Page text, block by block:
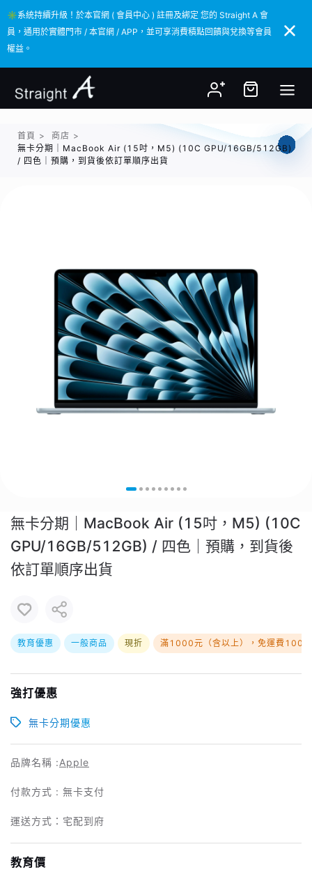
✳️系統持續升級！於本官網 ( 會員中心 ) 註冊及綁定 您的 Straight A 會
員，通用於實體門市 / 本官網 / APP，並可享消費積點回饋與兌換等會員
權益。
✳️系統持續升級！於本官網 ( 會員中心 ) 註冊及綁定 您的 Straight A 會
員，通用於實體門市 / 本官網 / APP，並可享消費積點回饋與兌換等會員
權益。
首頁 > 商店 >
無卡分期｜MacBook Air (15吋，M5) (10C GPU/16GB/512GB)
/ 四色｜預購，到貨後依訂單順序出貨
無卡分期｜MacBook Air (15吋，M5) (10C
GPU/16GB/512GB) / 四色｜預購，到貨後
依訂單順序出貨
教育優惠 一般商品 現折 滿1000元（含以上），免運費100元
強打優惠
無卡分期優惠
品牌名稱 :Apple
付款方式 : 無卡支付
運送方式：宅配到府
教育價